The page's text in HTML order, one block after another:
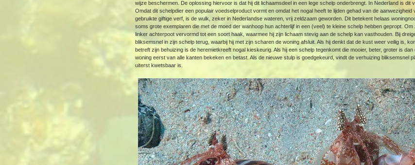
wijze beschermen. De oplossing hiervoor is dat hij dit lichaamsdeel in een lege schelp onderbrengt. In Nederland is dit
Omdat dit schelpdier een populair voedselproduct vormt en omdat het nogal heeft te lijden gehad van de
gebruikte giftige verf, is de wulk, zeker in Nederlandse wateren, vrij zeldzaam geworden. Dit betekent helaas
soms grote exemplaren die met de moed der wanhoop hun achterlijf in een (veel) te kleine schelp hebben gepropt.
linker achterpoot vervormd tot een soort haak, waarmee hij zijn lichaam stevig aan de schelp kan vasthouden. Bij
bliksemsnel in zijn schelp terug, waarbij hij met zijn scharen de woning afsluit. Als hij denkt dat de kust weer veilig is,
betreft zijn behuizing is de heremietkreeft nogal kieskeurig. Als hij een schelp tegenkomt die mooier, beter, groter is
woning eerst van alle kanten bekeken en betast. Als de nieuwe stulp is goedgekeurd, vindt de verhuizing bliksemsnel
uiterst kwetsbaar is.